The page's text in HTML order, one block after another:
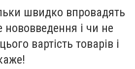
швидко впровадять
нововведення і чи не
вартість товарів і